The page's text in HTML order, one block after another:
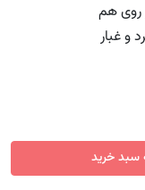
روی هم
و غبار
سبد خرید